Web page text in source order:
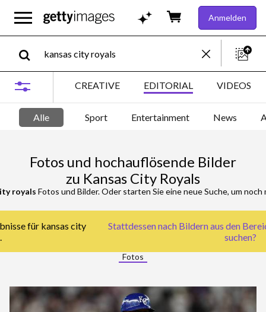
Anmelden
CREATIVE EDITORIAL VIDEOS
Alle Sport Entertainment News
Fotos und hochauflösende Bilder
zu Kansas City Royals
royals Fotos und Bilder. Oder starten Sie eine neue Suche, um
für kansas city
Stattdessen nach Bildern aus den
suchen?
Fotos